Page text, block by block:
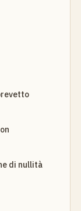
di nullità